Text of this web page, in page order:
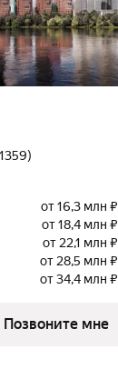
от 16,3 млн ₽
от 18,4 млн ₽
от 22,1 млн ₽
от 28,5 млн ₽
от 34,4 млн ₽
Позвоните мне